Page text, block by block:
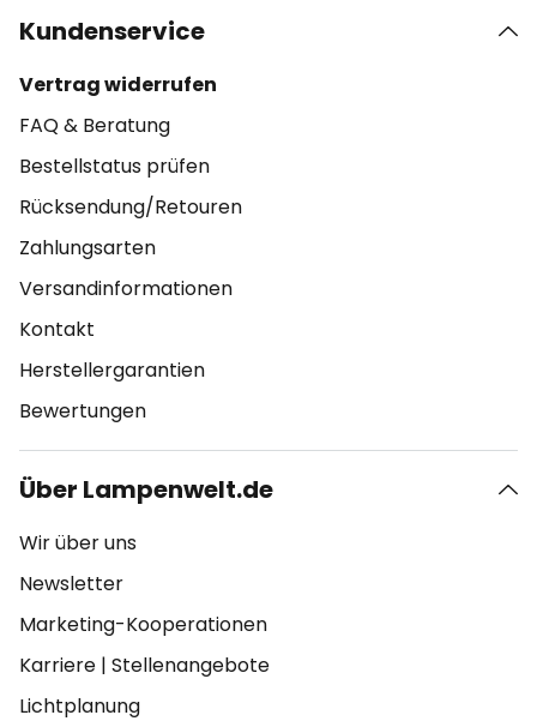
Kundenservice
Vertrag widerrufen
FAQ & Beratung
Bestellstatus prüfen
Rücksendung/Retouren
Zahlungsarten
Versandinformationen
Kontakt
Herstellergarantien
Bewertungen
Über Lampenwelt.de
Wir über uns
Newsletter
Marketing-Kooperationen
Karriere | Stellenangebote
Lichtplanung